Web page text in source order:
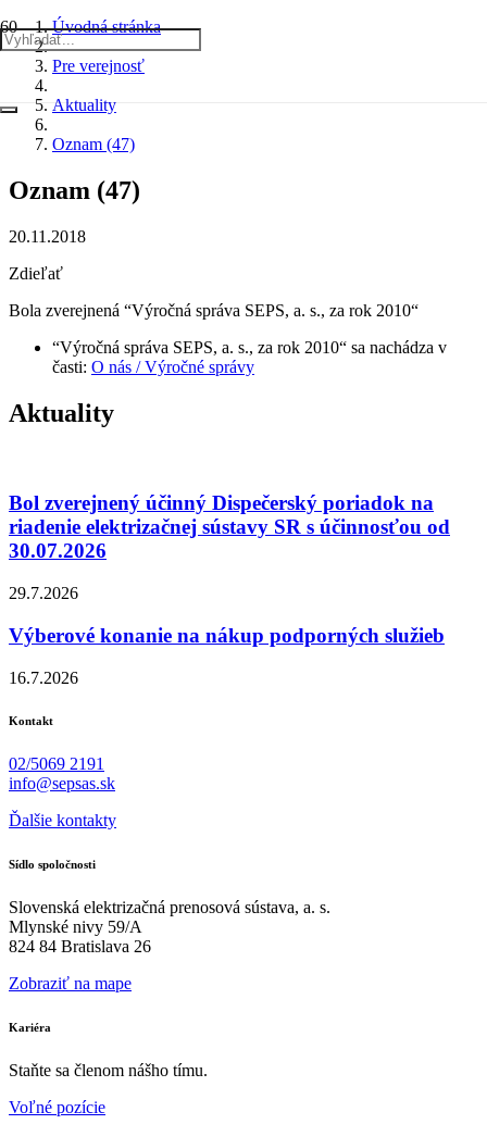
Úvodná stránka
Pre verejnosť
Aktuality
Oznam (47)
Oznam (47)
20.11.2018
Zdieľať
Bola zverejnená “Výročná správa SEPS, a. s., za rok 2010“
“Výročná správa SEPS, a. s., za rok 2010“ sa nachádza v
časti: O nás / Výročné správy
Aktuality
Bol zverejnený účinný Dispečerský poriadok na
riadenie elektrizačnej sústavy SR s účinnosťou od
30.07.2026
29.7.2026
Výberové konanie na nákup podporných služieb
16.7.2026
Kontakt
02/5069 2191
info@sepsas.sk
Ďalšie kontakty
Sídlo spoločnosti
Slovenská elektrizačná prenosová sústava, a. s.
Mlynské nivy 59/A
824 84 Bratislava 26
Zobraziť na mape
Kariéra
Staňte sa členom nášho tímu.
Voľné pozície